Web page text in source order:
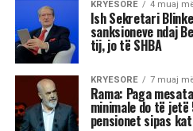
KRYESORE 4 muaj
Ish Sekretari
sanksioneve ndaj
tij, jo të SHBA
KRYESORE 7 muaj
Rama: Paga
minimale do të
pensionet sipas